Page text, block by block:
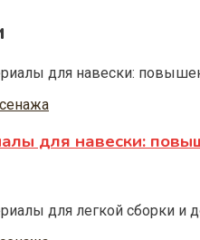
для навески: